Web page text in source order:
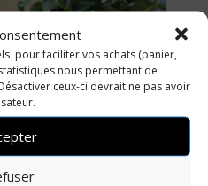
pour faciliter vos achats (panier,
nous permettant de
ceux-ci devrait ne pas avoir